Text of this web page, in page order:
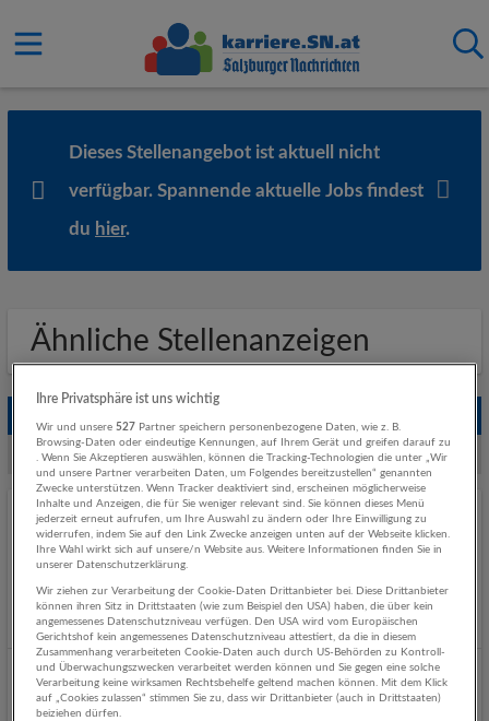
Dieses Stellenangebot ist aktuell nicht
verfügbar. Spannende aktuelle Jobs findest
du hier.
Ähnliche Stellenanzeigen
Weitere Jobs von Rehrl + Partner Personalberatung GmbH
LADEKRAN- C/E Fahrer/in - Rachbauer-Kran,
Salzburg-Siezenheim
Rachbauer-Kran, Salzburg
Salzburg, Wals-Siezenheim
Vor 2 Tagen veröffentlicht
NOTFALLSANITÄTER (m/w/d) für die
Ausbildungsakademie (Teilzeit)
Ihre Privatsphäre ist uns wichtig
Wir und unsere527 Partner speichern personenbezogene Daten, wie z. B.
Browsing-Daten oder eindeutige Kennungen, auf Ihrem Gerät und greifen darauf zu
. Wenn Sie Akzeptieren auswählen, können die Tracking-Technologien die unter „Wir
und unsere Partner verarbeiten Daten, um Folgendes bereitzustellen“ genannten
Zwecke unterstützen. Wenn Tracker deaktiviert sind, erscheinen möglicherweise
Inhalte und Anzeigen, die für Sie weniger relevant sind. Sie können dieses Menü
jederzeit erneut aufrufen, um Ihre Auswahl zu ändern oder Ihre Einwilligung zu
widerrufen, indem Sie auf den Link Zwecke anzeigen unten auf der Webseite klicken.
Ihre Wahl wirkt sich auf unsere/n Website aus. Weitere Informationen finden Sie in
unserer Datenschutzerklärung.
Wir ziehen zur Verarbeitung der Cookie-Daten Drittanbieter bei. Diese Drittanbieter
können ihren Sitz in Drittstaaten (wie zum Beispiel den USA) haben, die über kein
angemessenes Datenschutzniveau verfügen. Den USA wird vom Europäischen
Gerichtshof kein angemessenes Datenschutzniveau attestiert, da die in diesem
Zusammenhang verarbeiteten Cookie-Daten auch durch US-Behörden zu Kontroll-
und Überwachungszwecken verarbeitet werden können und Sie gegen eine solche
Verarbeitung keine wirksamen Rechtsbehelfe geltend machen können. Mit dem Klick
auf „Cookies zulassen“ stimmen Sie zu, dass wir Drittanbieter (auch in Drittstaaten)
beiziehen dürfen.